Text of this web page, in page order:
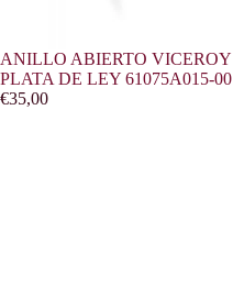
ANILLO ABIERTO VICEROY
PLATA DE LEY 61075A015-00
€35,00